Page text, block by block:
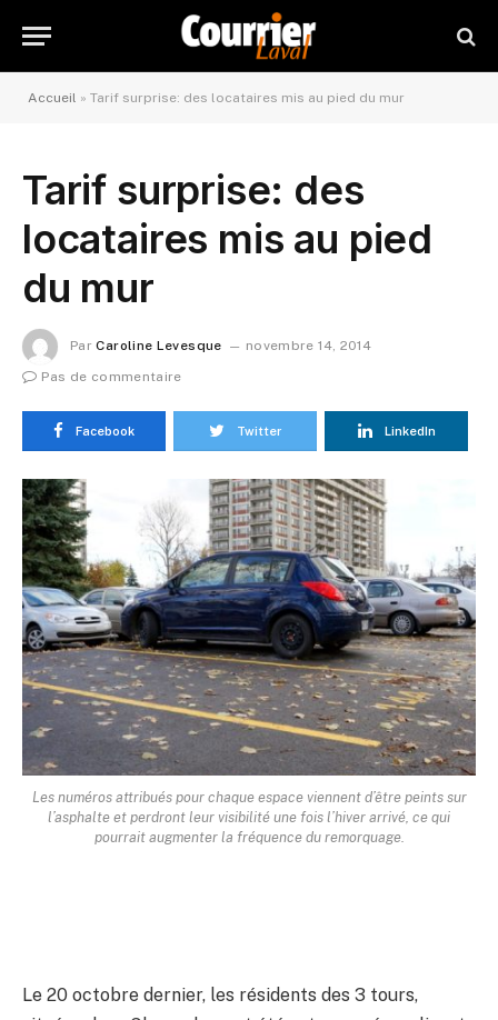
Accueil » Tarif surprise: des locataires mis au pied du mur
Tarif surprise: des
locataires mis au pied
du mur
Par Caroline Levesque
novembre 14, 2014
Pas de commentaire
Facebook Twitter LinkedIn
Les numéros attribués pour chaque espace viennent d’être peints sur
l’asphalte et perdront leur visibilité une fois l’hiver arrivé, ce qui
pourrait augmenter la fréquence du remorquage.
Le 20 octobre dernier, les résidents des 3 tours,